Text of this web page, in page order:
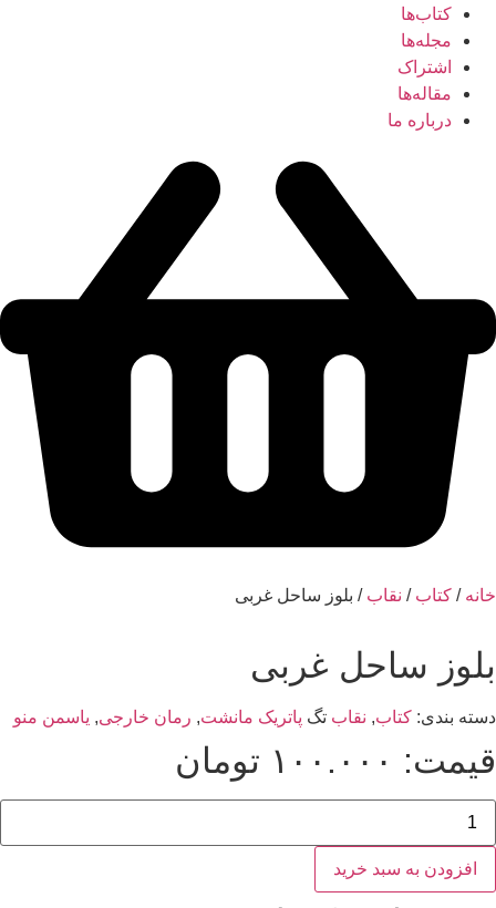
کتاب‌ها
مجله‌ها
اشتراک
مقاله‌ها
درباره ما
خانه / کتاب / نقاب / بلوز ساحل غربی
بلوز ساحل غربی
دسته بندی: کتاب, نقاب تگ پاتریک مانشت, رمان خارجی, یاسمن منو
قیمت: ۱۰۰.۰۰۰ تومان
بلوز
ساحل
غربی
عددافزودن به سبد خرید